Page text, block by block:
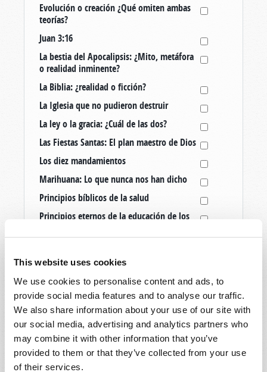
This website uses cookies
We use cookies to personalise content and ads, to
provide social media features and to analyse our traffic.
We also share information about your use of our site with
our social media, advertising and analytics partners who
may combine it with other information that you’ve
provided to them or that they’ve collected from your use
of their services.
Evolución o creación ¿Qué omiten ambas
teorías?
Juan 3:16
La bestia del Apocalipsis: ¿Mito, metáfora
o realidad inminente?
La Biblia: ¿realidad o ficción?
La Iglesia que no pudieron destruir
La ley o la gracia: ¿Cuál de las dos?
Las Fiestas Santas: El plan maestro de Dios
Los diez mandamientos
Marihuana: Lo que nunca nos han dicho
Principios bíblicos de la salud
Principios eternos de la educación de los
Restauración del cristianismo original
¿Cuál es el día de reposo cristiano?
¿Dónde está la verdadera iglesia de Dios?
¿Es Cristiana La Navidad?
¿Es este el único día de salvación?
¿Es necesario el bautismo?